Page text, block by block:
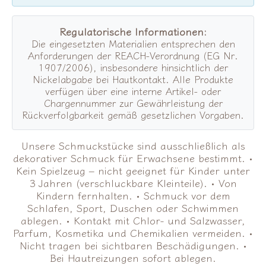
Regulatorische Informationen:
Die eingesetzten Materialien entsprechen den
Anforderungen der REACH-Verordnung (EG Nr.
1907/2006), insbesondere hinsichtlich der
Nickelabgabe bei Hautkontakt. Alle Produkte
verfügen über eine interne Artikel- oder
Chargennummer zur Gewährleistung der
Rückverfolgbarkeit gemäß gesetzlichen Vorgaben.
Unsere Schmuckstücke sind ausschließlich als
dekorativer Schmuck für Erwachsene bestimmt. •
Kein Spielzeug – nicht geeignet für Kinder unter
3 Jahren (verschluckbare Kleinteile). • Von
Kindern fernhalten. • Schmuck vor dem
Schlafen, Sport, Duschen oder Schwimmen
ablegen. • Kontakt mit Chlor- und Salzwasser,
Parfum, Kosmetika und Chemikalien vermeiden. •
Nicht tragen bei sichtbaren Beschädigungen. •
Bei Hautreizungen sofort ablegen.